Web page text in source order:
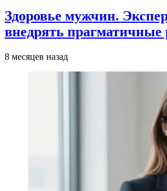
Здоровье мужчин.
внедрять
8 месяцев назад